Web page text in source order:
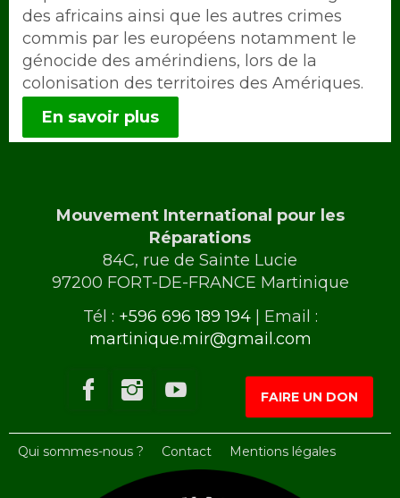
des africains ainsi que les autres crimes
commis par les européens notamment le
génocide des amérindiens, lors de la
colonisation des territoires des Amériques.
En savoir plus
Mouvement International pour les
Réparations
84C, rue de Sainte Lucie
97200 FORT-DE-FRANCE Martinique
Tél : +596 696 189 194| Email :
martinique.mir@gmail.com
FAIRE UN DON
Qui sommes-nous ? Contact Mentions légales